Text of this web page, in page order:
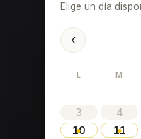
Elige un día
‹
L M
3
4
10
11